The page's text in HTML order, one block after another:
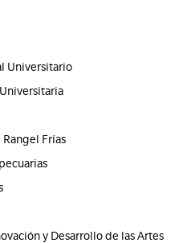
Universitario
Frías
y Desarrollo de las Artes